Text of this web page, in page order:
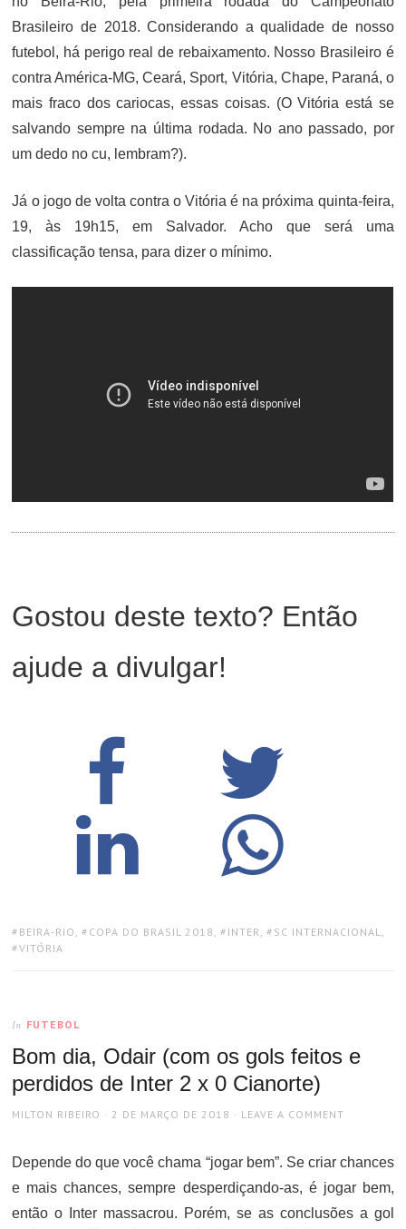
Brasileiro de 2018. Considerando a qualidade de nosso
futebol, há perigo real de rebaixamento. Nosso Brasileiro é
contra América-MG, Ceará, Sport, Vitória, Chape, Paraná, o
mais fraco dos cariocas, essas coisas. (O Vitória está se
salvando sempre na última rodada. No ano passado, por
um dedo no cu, lembram?).
Já o jogo de volta contra o Vitória é na próxima quinta-feira,
19, às 19h15, em Salvador. Acho que será uma
classificação tensa, para dizer o mínimo.
Gostou deste texto? Então
ajude a divulgar!
TAGS:
BEIRA-RIO , COPA DO BRASIL 2018 , INTER , SC INTERNACIONAL
VITÓRIA
In FUTEBOL
Bom dia, Odair (com os gols feitos e
perdidos de Inter 2 x 0 Cianorte)
AUTHOR
MILTON RIBEIRO
POSTED
2 DE MARÇO DE 2018 LEAVE A COMMENT
Depende do que você chama “jogar bem”. Se criar chances
e mais chances, sempre desperdiçando-as, é jogar bem,
então o Inter massacrou. Porém, se as conclusões a gol